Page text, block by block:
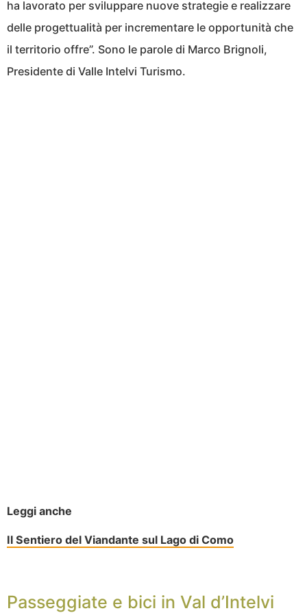
ha lavorato per sviluppare nuove strategie e realizzare
delle progettualità per incrementare le opportunità che
il territorio offre”. Sono le parole di Marco Brignoli,
Presidente di Valle Intelvi Turismo.
Leggi anche
Il Sentiero del Viandante sul Lago di Como
Passeggiate e bici in Val d’Intelvi